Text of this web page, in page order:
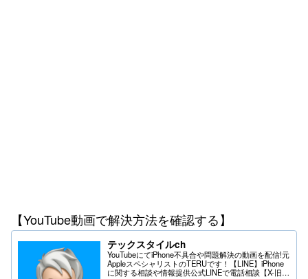
【YouTube動画で解決方法を確認する】
テックスタイルch
YouTubeにてiPhone不具合や問題解決の動画を配信!元
AppleスペシャリストのTERUです！【LINE】iPhone
に関する相談や情報提供公式LINEで電話相談【X-旧